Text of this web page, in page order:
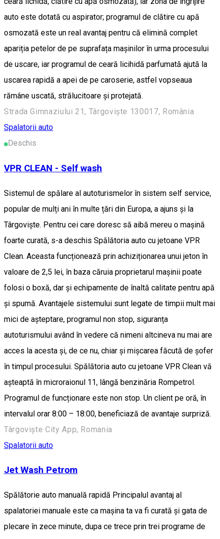
auto este dotată cu aspirator; programul de clătire cu apă
osmozată este un real avantaj pentru că elimină complet
apariția petelor de pe suprafața mașinilor în urma procesului
de uscare, iar programul de ceară licihidă parfumată ajută la
uscarea rapidă a apei de pe caroserie, astfel vopseaua
rămâne uscată, strălucitoare și protejată.
Strada Gimnaziului 21, Târgoviște 130017, România
Spalatorii auto
Deschis
VPR CLEAN - Self wash
Sistemul de spălare al autoturismelor în sistem self service,
popular de mulți ani în multe țări din Europa, a ajuns și la
Târgoviște. Pentru cei care doresc să aibă mereu o mașină
foarte curată, s-a deschis Spălătoria auto cu jetoane VPR
Clean. Aceasta funcționează prin achiziționarea unui jeton în
valoare de 2,5 lei, în baza căruia proprietarul mașinii poate
folosi o boxă, dar și echipamente de înaltă calitate pentru apă
și spumă. Avantajele sistemului sunt legate de timpii mult mai
mici de așteptare, programul non stop, siguranța
autoturismului având în vedere că nimeni altcineva nu mai are
acces la acesta și, de ce nu, chiar și mișcarea făcută de șofer
în timpul procesului. Spălătoria auto cu jetoane VPR Clean vă
așteaptă în microraionul 11, lângă benzinăria Rompetrol.
Programul de funcționare este non stop. Un client pe oră, în
intervalul orar 8:00 – 18:00, beneficiază de avantaje surpriză.
Târgoviște City App, Romania
Spalatorii auto
Jet Wash Petrom
Spălătorie auto manuală rapidă Principalul avantaj al
spalatoriei manuale este ca maşina ta va fi curată şi gata de
plecare în zece minute, dupa ce trece prin trei programe de